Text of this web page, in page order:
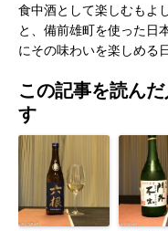
食中酒として楽しむもよ
と、備前雄町を使った日
にその味わいを楽しめる
この記事を読ん
す